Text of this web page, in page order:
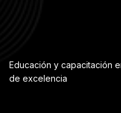
Educación y capacitación
de excelencia